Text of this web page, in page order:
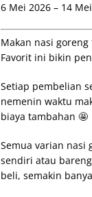
6 Mei 2026 – 14
Makan nasi
Favorit ini bikin
Setiap pembelian
nemenin waktu
biaya tambahan 🤩
Semua varian nasi
sendiri atau
beli, semakin